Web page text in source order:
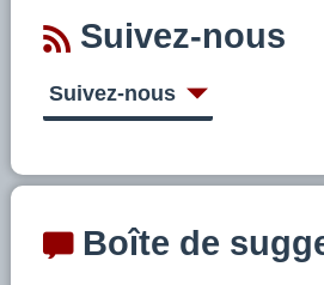
Suivez-nous
Suivez-nous
Boîte de